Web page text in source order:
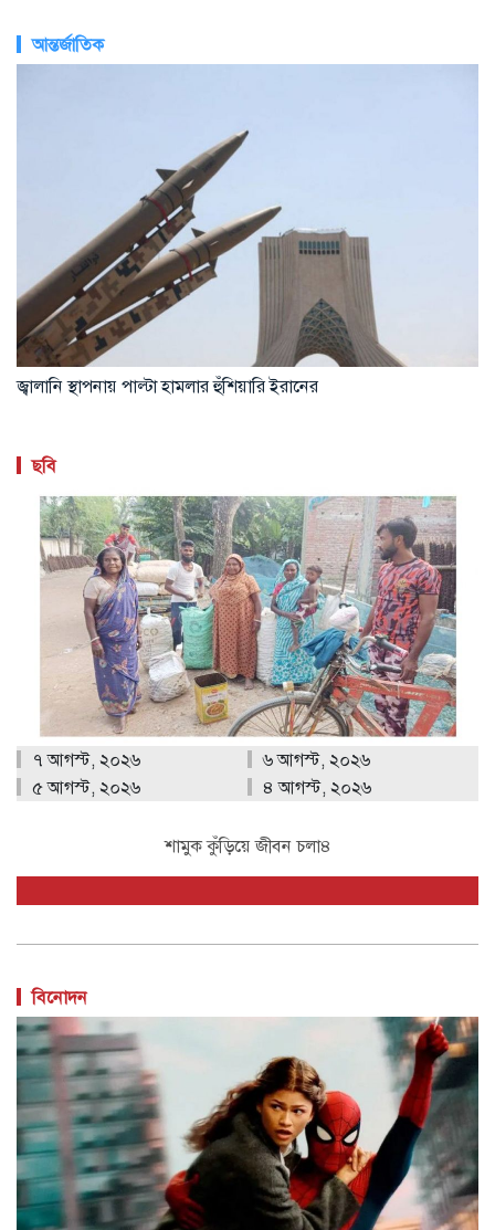
আন্তর্জাতিক
জ্বালানি স্থাপনায় পাল্টা হামলার হুঁশিয়ারি ইরানের
ছবি
৭ আগস্ট, ২০২৬
৬ আগস্ট, ২০২৬
৫ আগস্ট, ২০২৬
৪ আগস্ট, ২০২৬
শামুক কুঁড়িয়ে জীবন চলা৪
বিনোদন